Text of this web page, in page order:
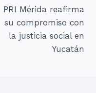
PRI Mérida reafirma
su compromiso con
la justicia social en
Yucatán